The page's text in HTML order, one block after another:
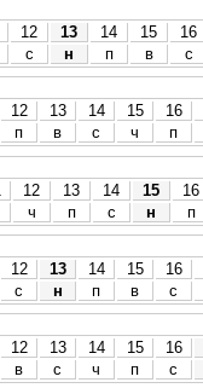
12 13 14 15
16
с н п в
с
12 13 14 15
16
п в с ч
п
12 13 14 15
16
ч п с н
п
12 13 14 15
16
с н п в
с
12 13 14 15
16
в с ч п
с